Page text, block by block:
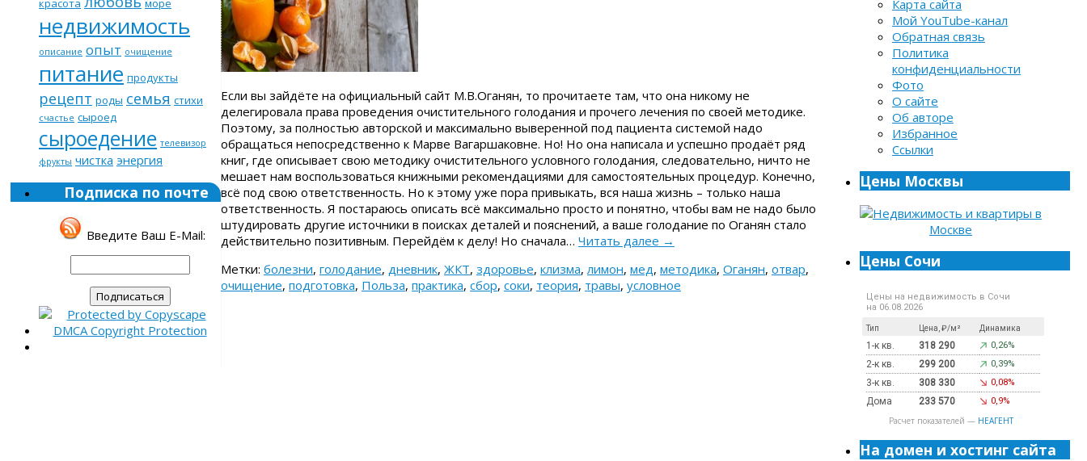
Если вы зайдёте на официальный сайт М.В.Оганян, то прочитаете там, что она никому не
делегировала права проведения очистительного голодания и прочего лечения по своей методике.
Поэтому, за полностью авторской и максимально выверенной под пациента системой надо
обращаться непосредственно к Марве Вагаршаковне. Но! Но она написала и успешно продаёт ряд
книг, где описывает свою методику очистительного условного голодания, следовательно, ничто не
мешает нам воспользоваться книжными рекомендациями для самостоятельных процедур. Конечно,
всё под свою ответственность. Но к этому уже пора привыкать, вся наша жизнь – только наша
ответственность. Я постараюсь описать всё максимально просто и понятно, чтобы вам не надо было
штудировать другие источники в поисках деталей и пояснений, а ваше голодание по Оганян стало
действительно позитивным. Перейдём к делу! Но сначала… Читать далее →
Метки: болезни, голодание, дневник, ЖКТ, здоровье, клизма,лимон, мед, методика, Оганян, отвар,
очищение, подготовка, Польза, практика, сбор, соки, теория, травы, условное
красота море
недвижимость
описание опыт очищение
питание продукты
рецепт роды семья стихи
счастье сыроед
сыроедение телевизор
фрукты чистка энергия
Подписка по почте
Введите Ваш E-Mail:
Карта сайта
Мой YouTube-канал
Обратная связь
Политика
конфиденциальности
Фото
О сайте
Об авторе
Избранное
Ссылки
Цены Москвы
Цены Сочи
Цены на недвижимость в Сочи
на 06.08.2026
Тип Цена, ₽/м² Динамика
1-к кв. 318 290 0,26%
2-к кв. 299 200 0,39%
3-к кв. 308 330 0,08%
Дома 233 570 0,9%
Расчет показателей — НЕАГЕНТ
На домен и хостинг сайта